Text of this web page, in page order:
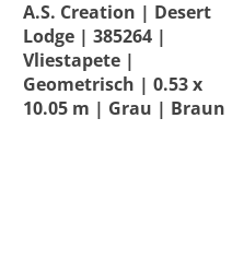
A.S. Creation | Desert
Lodge | 385264 |
Vliestapete |
Geometrisch | 0.53 x
10.05 m | Grau | Braun